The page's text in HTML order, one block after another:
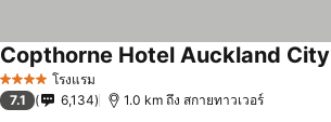
4 ดาว โรงแรม
Copthorne Hotel Auckland City
7.1 6,134 1.0 km ถึง สกายทาวเวอร์